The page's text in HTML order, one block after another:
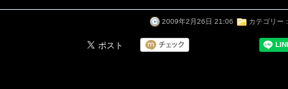
2009年2月26日 21:06 カテゴリー :